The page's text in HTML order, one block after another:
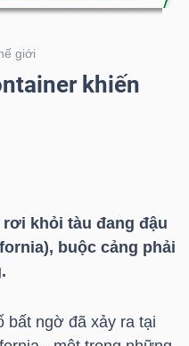
giới
khiến
khỏi tàu đang đậu
buộc cảng phải
bất ngờ đã xảy ra tại